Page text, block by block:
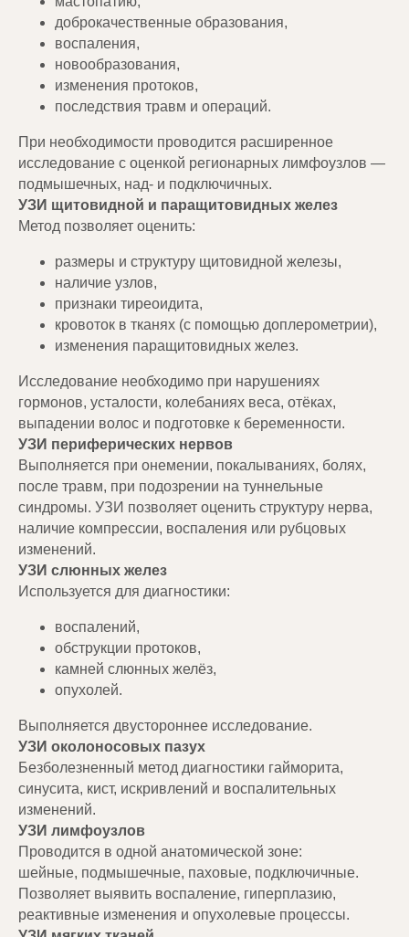
доброкачественные образования,
воспаления,
новообразования,
изменения протоков,
последствия травм и операций.
При необходимости проводится расширенное
исследование с оценкой регионарных лимфоузлов —
подмышечных, над- и подключичных.
УЗИ щитовидной и паращитовидных желез
Метод позволяет оценить:
размеры и структуру щитовидной железы,
наличие узлов,
признаки тиреоидита,
кровоток в тканях (с помощью доплерометрии),
изменения паращитовидных желез.
Исследование необходимо при нарушениях
гормонов, усталости, колебаниях веса, отёках,
выпадении волос и подготовке к беременности.
УЗИ периферических нервов
Выполняется при онемении, покалываниях, болях,
после травм, при подозрении на туннельные
синдромы. УЗИ позволяет оценить структуру нерва,
наличие компрессии, воспаления или рубцовых
изменений.
УЗИ слюнных желез
Используется для диагностики:
воспалений,
обструкции протоков,
камней слюнных желёз,
опухолей.
Выполняется двустороннее исследование.
УЗИ околоносовых пазух
Безболезненный метод диагностики гайморита,
синусита, кист, искривлений и воспалительных
изменений.
УЗИ лимфоузлов
Проводится в одной анатомической зоне:
шейные, подмышечные, паховые, подключичные.
Позволяет выявить воспаление, гиперплазию,
реактивные изменения и опухолевые процессы.